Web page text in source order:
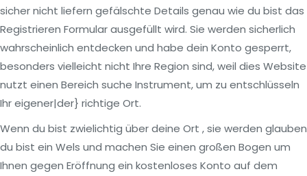
sicher nicht liefern gefälschte Details genau wie du bist das
Registrieren Formular ausgefüllt wird. Sie werden sicherlich
wahrscheinlich entdecken und habe dein Konto gesperrt,
besonders vielleicht nicht Ihre Region sind, weil dies Website
nutzt einen Bereich suche Instrument, um zu entschlüsseln
Ihr eigener|der} richtige Ort.
Wenn du bist zwielichtig über deine Ort , sie werden glauben
du bist ein Wels und machen Sie einen großen Bogen um
Ihnen gegen Eröffnung ein kostenloses Konto auf dem